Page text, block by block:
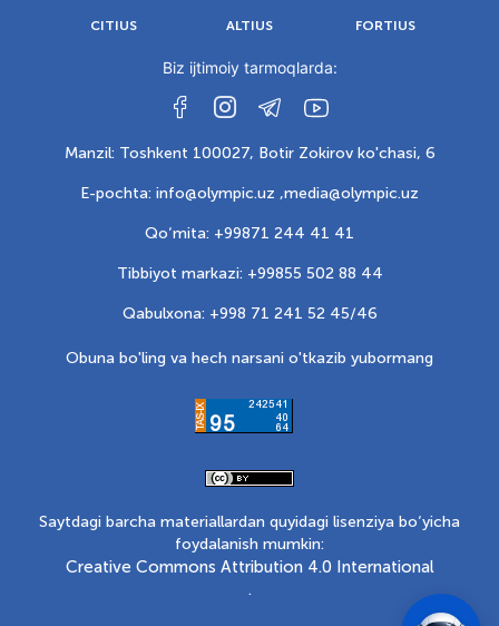
CITIUS ALTIUS FORTIUS
Biz ijtimoiy tarmoqlarda:
Manzil: Toshkent 100027, Botir Zokirov ko'chasi, 6
E-pochta: info@olympic.uz ,media@olympic.uz
Qo‘mita: +99871 244 41 41
Tibbiyot markazi: +99855 502 88 44
Qabulxona: +998 71 241 52 45/46
Obuna bo'ling va hech narsani o'tkazib yubormang
Saytdagi barcha materiallardan quyidagi lisenziya bo‘yicha
foydalanish mumkin:
Creative Commons Attribution 4.0 International
.